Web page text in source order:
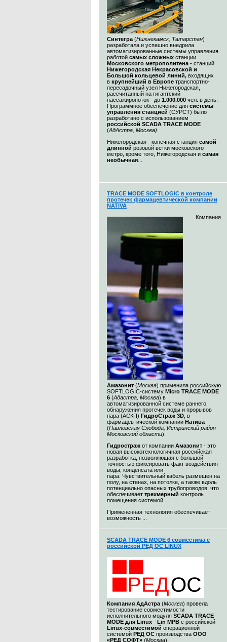
Синтегра (Нижнекамск, Татарстан)
разработала и успешно внедрила
автоматизированные системы управления
работой самых сложных станции
Московского метрополитена - станций
Нижегородская Некрасовской и
Большой кольцевой линий, входящих
в крупнейший в Европе транспортно-
пересадочный узел Нижегородская,
рассчитанный на гигантский
пассажиропоток - до 1.000.000 чел. в день.
Программное обеспечение для системы
управления станцией (СУРСТ) было
разработано с использованием
российской SCADA TRACE MODE
(АдАстра, Москва)
Нижегородская - конечная станция самой
длинной розовой ветки московского
метро, кроме того, Нижегородская и самая
необычная
TRACE MODE SOFTLOGIC в контроле
протечек фармацевтической компании
NATIVA
Компания
Амазонит (Москва) применила российскую
SOFTLOGIC-систему Micro TRACE MODE
6 (Адастра, Москва) в
автоматизированной системе раннего
обнаружения протечек воды и прорывов
пара (АСКП) ГидроСтраж 3D , в
фармацевтической компании Натива
(Павловская Слобода, Истринский район
Московской области).
Гидростраж от компании Амазонит - это
новая высокотехнологичная российская
разработка, позволяющая с большой
точностью фиксировать факт воздействия
воды, конденсата или
пара. Чувствительный кабель размещен на
полу, на стенах, на потолке, а также вдоль
потенциально опасных трубопроводов, что
обеспечивает трехмерный контроль
помещения системой.
Примененная технология обеспечивает
возможность ...
SCADA TRACE MODE 6 совместима с
российской РЕД ОС LINUX
Компания АдАстра (Москва) провела
тестирование совместимости
исполнительного модуля SCADA TRACE
MODE для Linux - Lin МРВ с российской
Linux-совместимой операционной
системой РЕД ОС производства ООО
«РЕД СОФТ» (Москва).